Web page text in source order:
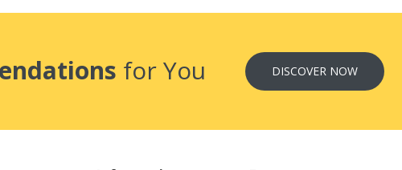
for You DISCOVER NOW